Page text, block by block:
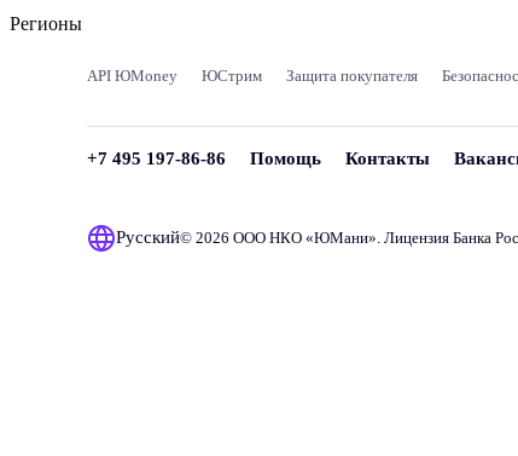
Регионы
API ЮMoney ЮСтрим Защита покупателя
+7 495 197-86-86 Помощь Контакты
Русский© 2026 ООО НКО «ЮМани». Лицензия Банка